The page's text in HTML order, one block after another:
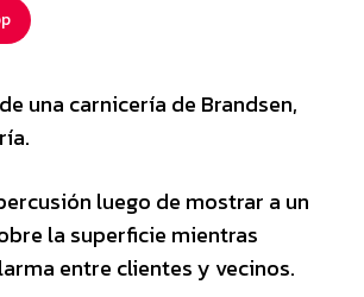
una carnicería de Brandsen,
luego de mostrar a un
la superficie mientras
entre clientes y vecinos.